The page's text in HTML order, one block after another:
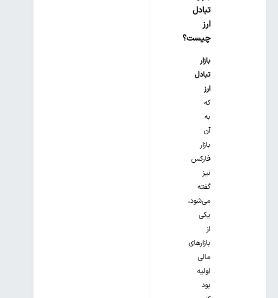
تبادل
ارز
چیست؟
بازار
تبادل
ارز
که
به
آن
بازار
فارکس
نیز
گفته
می‌شود،
یکی
از
بازارهای
مالی
اولیه
بود